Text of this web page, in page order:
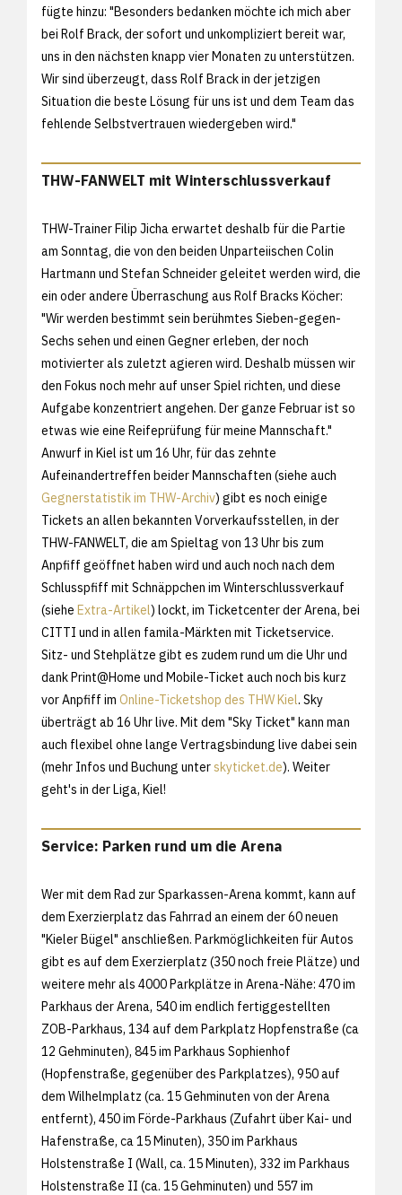
fügte hinzu: "Besonders bedanken möchte ich mich aber
bei Rolf Brack, der sofort und unkompliziert bereit war,
uns in den nächsten knapp vier Monaten zu unterstützen.
Wir sind überzeugt, dass Rolf Brack in der jetzigen
Situation die beste Lösung für uns ist und dem Team das
fehlende Selbstvertrauen wiedergeben wird."
THW-FANWELT mit Winterschlussverkauf
THW-Trainer Filip Jicha erwartet deshalb für die Partie
am Sonntag, die von den beiden Unparteiischen Colin
Hartmann und Stefan Schneider geleitet werden wird, die
ein oder andere Überraschung aus Rolf Bracks Köcher:
"Wir werden bestimmt sein berühmtes Sieben-gegen-
Sechs sehen und einen Gegner erleben, der noch
motivierter als zuletzt agieren wird. Deshalb müssen wir
den Fokus noch mehr auf unser Spiel richten, und diese
Aufgabe konzentriert angehen. Der ganze Februar ist so
etwas wie eine Reifeprüfung für meine Mannschaft."
Anwurf in Kiel ist um 16 Uhr, für das zehnte
Aufeinandertreffen beider Mannschaften (siehe auch
Gegnerstatistik im THW-Archiv) gibt es noch einige
Tickets an allen bekannten Vorverkaufsstellen, in der
THW-FANWELT, die am Spieltag von 13 Uhr bis zum
Anpfiff geöffnet haben wird und auch noch nach dem
Schlusspfiff mit Schnäppchen im Winterschlussverkauf
(siehe Extra-Artikel) lockt, im Ticketcenter der Arena, bei
CITTI und in allen famila-Märkten mit Ticketservice.
Sitz- und Stehplätze gibt es zudem rund um die Uhr und
dank Print@Home und Mobile-Ticket auch noch bis kurz
vor Anpfiff im Online-Ticketshop des THW Kiel. Sky
überträgt ab 16 Uhr live. Mit dem "Sky Ticket" kann man
auch flexibel ohne lange Vertragsbindung live dabei sein
(mehr Infos und Buchung unterskyticket.de). Weiter
geht's in der Liga, Kiel!
Service: Parken rund um die Arena
Wer mit dem Rad zur Sparkassen-Arena kommt, kann auf
dem Exerzierplatz das Fahrrad an einem der 60 neuen
"Kieler Bügel" anschließen. Parkmöglichkeiten für Autos
gibt es auf dem Exerzierplatz (350 noch freie Plätze) und
weitere mehr als 4000 Parkplätze in Arena-Nähe: 470 im
Parkhaus der Arena, 540 im endlich fertiggestellten
ZOB-Parkhaus, 134 auf dem Parkplatz Hopfenstraße (ca
12 Gehminuten), 845 im Parkhaus Sophienhof
(Hopfenstraße, gegenüber des Parkplatzes), 950 auf
dem Wilhelmplatz (ca. 15 Gehminuten von der Arena
entfernt), 450 im Förde-Parkhaus (Zufahrt über Kai- und
Hafenstraße, ca 15 Minuten), 350 im Parkhaus
Holstenstraße I (Wall, ca. 15 Minuten), 332 im Parkhaus
Holstenstraße II (ca. 15 Gehminuten) und 557 im